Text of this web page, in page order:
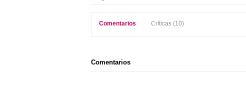
Comentarios Críticas (10)
Comentarios